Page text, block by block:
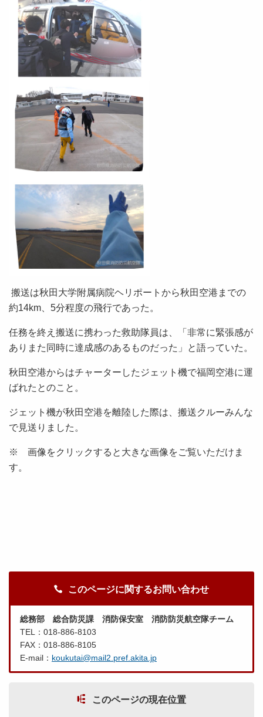
搬送は秋田大学附属病院ヘリポートから秋田空港までの
約14km、5分程度の飛行であった。
任務を終え搬送に携わった救助隊員は、「非常に緊張感が
ありまた同時に達成感のあるものだった」と語っていた。
秋田空港からはチャーターしたジェット機で福岡空港に運
ばれたとのこと。
ジェット機が秋田空港を離陸した際は、搬送クルーみんな
で見送りました。
※ 画像をクリックすると大きな画像をご覧いただけま
す。
このページに関するお問い合わせ
総務部 総合防災課 消防保安室 消防防災航空隊チーム
TEL：018-886-8103
FAX：018-886-8105
E-mail： koukutai@mail2.pref.akita.jp
このページの現在位置